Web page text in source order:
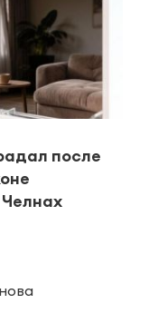
после